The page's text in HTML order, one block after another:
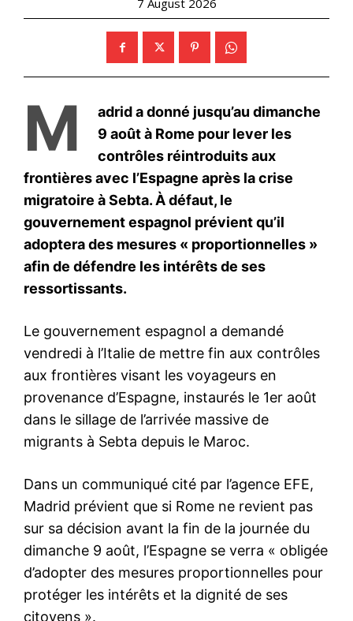
le1.ma
l'intelligence de
l'information
Insight Publications
À propos
Nous contacter
Formules d’abonnement